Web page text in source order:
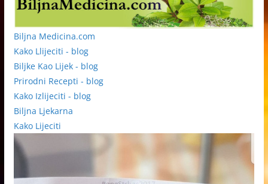
Biljna Medicina.com
Kako Llijeciti - blog
Biljke Kao Lijek - blog
Prirodni Recepti - blog
Kako Izlijeciti - blog
Biljna Ljekarna
Kako Lijeciti